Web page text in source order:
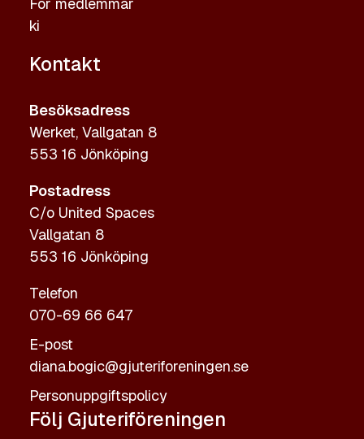
ki
Kontakt
Besöksadress
Werket, Vallgatan 8
553 16 Jönköping
Postadress
C/o United Spaces
Vallgatan 8
553 16 Jönköping
Telefon
070-69 66 647
E-post
diana.bogic@gjuteriforeningen.se
Personuppgiftspolicy
Följ Gjuteriföreningen